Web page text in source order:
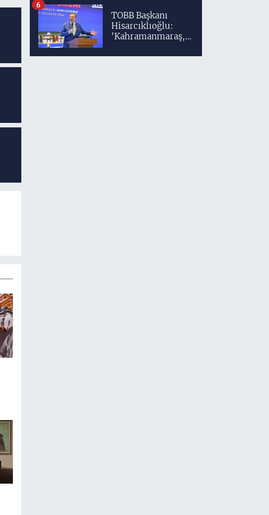
TOBB Başkanı
Hisarcıklıoğlu:
'Kahramanmaraş,
Türkiye
6